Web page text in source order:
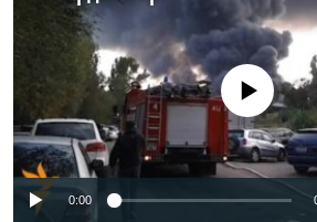
Search
ӘЛЕУМЕТ
ӘЛЕМ
АРНАЙЫ ЖОБАЛАР
Русский
ЖАЗЫЛЫҢЫЗ
No media source
0:00